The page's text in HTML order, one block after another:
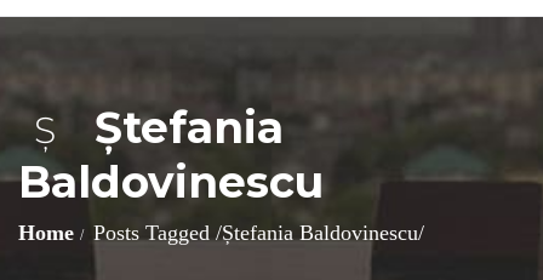
Ș
Ștefania
Baldovinescu
Home Posts Tagged /Ștefania Baldovinescu/